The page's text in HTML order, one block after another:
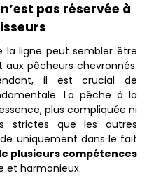
pas réservée à
la ligne peut sembler être
pêcheurs chevronnés.
il est crucial de
La pêche à la
plus compliquée ni
strictes que les autres
uniquement dans le fait
plusieurs compétences
et harmonieux.